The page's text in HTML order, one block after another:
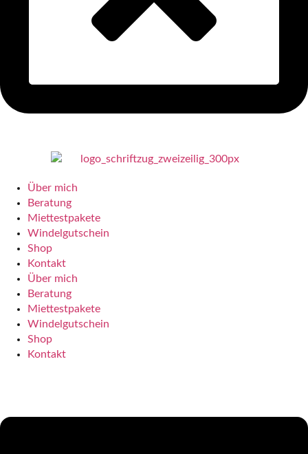
Über mich
Beratung
Miettestpakete
Windelgutschein
Shop
Kontakt
Über mich
Beratung
Miettestpakete
Windelgutschein
Shop
Kontakt